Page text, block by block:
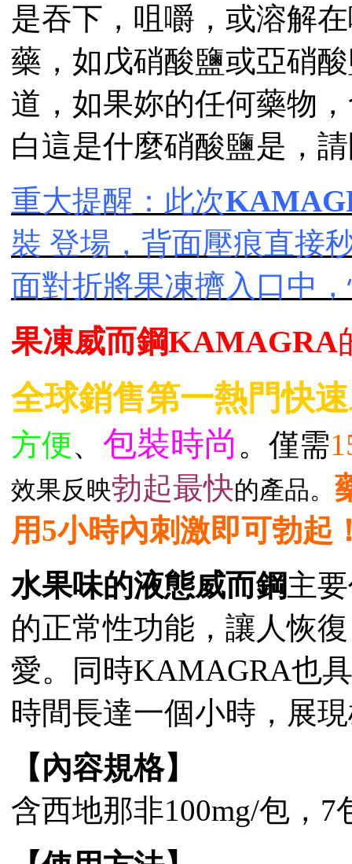
是吞下，咀嚼，或溶解
藥，如戊硝酸鹽或亞硝
道，如果妳的任何藥物
白這是什麼硝酸鹽是，
重大提醒：此次
裝 登場，背面壓痕直接
面對折將果凍擠入口中
果凍威而鋼KAMAGRA
全球銷售第一熱門快
方便、 包裝時尚 。僅需
效果反映勃起最快的產品。
用5小時內刺激即可勃起
水果味的液態威而鋼主
的正常性功能，讓人恢
愛。同時KAMAGRA也
時間長達一個小時，展
【內容規格】
含西地那非100mg/包，7